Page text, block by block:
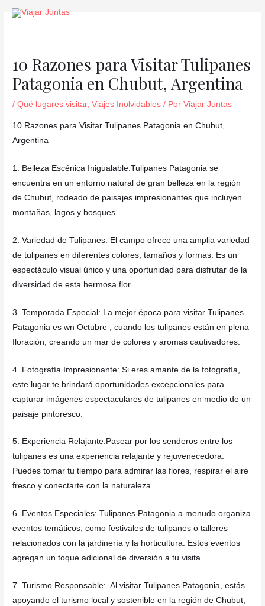
10 Razones para Visitar Tulipanes
Patagonia en Chubut, Argentina
/Qué lugares visitar,Viajes Inolvidables / PorViajar Juntas
10 Razones para Visitar Tulipanes Patagonia en Chubut,
Argentina
1. Belleza Escénica Inigualable:Tulipanes Patagonia se
encuentra en un entorno natural de gran belleza en la región
de Chubut, rodeado de paisajes impresionantes que incluyen
montañas, lagos y bosques.
2. Variedad de Tulipanes: El campo ofrece una amplia variedad
de tulipanes en diferentes colores, tamaños y formas. Es un
espectáculo visual único y una oportunidad para disfrutar de la
diversidad de esta hermosa flor.
3. Temporada Especial: La mejor época para visitar Tulipanes
Patagonia es wn Octubre , cuando los tulipanes están en plena
floración, creando un mar de colores y aromas cautivadores.
4. Fotografía Impresionante: Si eres amante de la fotografía,
este lugar te brindará oportunidades excepcionales para
capturar imágenes espectaculares de tulipanes en medio de un
paisaje pintoresco.
5. Experiencia Relajante:Pasear por los senderos entre los
tulipanes es una experiencia relajante y rejuvenecedora.
Puedes tomar tu tiempo para admirar las flores, respirar el aire
fresco y conectarte con la naturaleza.
6. Eventos Especiales: Tulipanes Patagonia a menudo organiza
eventos temáticos, como festivales de tulipanes o talleres
relacionados con la jardinería y la horticultura. Estos eventos
agregan un toque adicional de diversión a tu visita.
7. Turismo Responsable: Al visitar Tulipanes Patagonia, estás
apoyando el turismo local y sostenible en la región de Chubut,
Navegación